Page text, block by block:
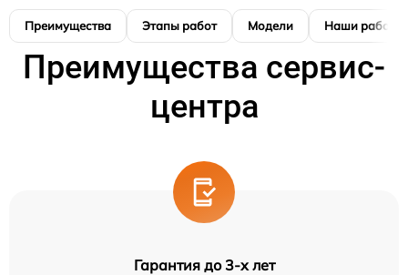
Преимущества Этапы работ Модели Наши работы
Преимущества сервис-
центра
Гарантия до 3-х лет